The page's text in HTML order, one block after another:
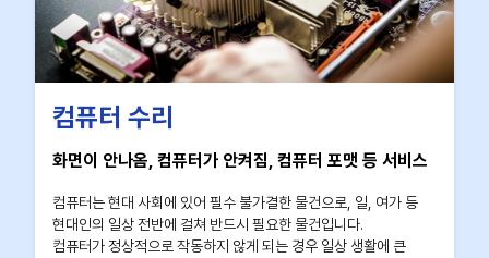
컴퓨터 수리
화면이 안나옴, 컴퓨터가 안켜짐, 컴퓨터 포맷 등 서비스
컴퓨터는 현대 사회에 있어 필수 불가결한 물건으로, 일, 여가 등
현대인의 일상 전반에 걸쳐 반드시 필요한 물건입니다.
컴퓨터가 정상적으로 작동하지 않게 되는 경우 일상 생활에 큰